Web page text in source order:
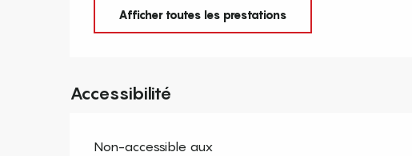
Afficher toutes les prestations
Accessibilité
Non-accessible aux